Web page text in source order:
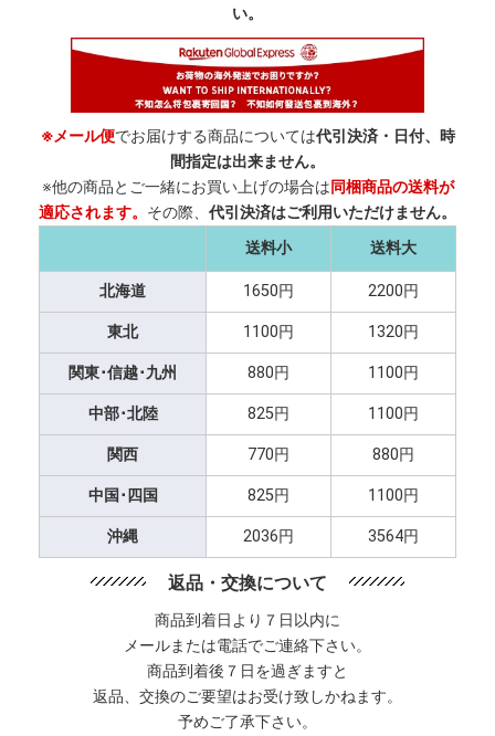
い。
※メール便でお届けする商品については代引決済・日付、時
間指定は出来ません。
※他の商品とご一緒にお買い上げの場合は同梱商品の送料が
適応されます。 その際、 代引決済はご利用いただけません。
送料小
送料大
北海道 1650円 2200円
東北 1100円 1320円
関東･信越･九州 880円 1100円
中部･北陸 825円 1100円
関西 770円 880円
中国･四国 825円 1100円
沖縄 2036円 3564円
返品・交換について
商品到着日より７日以内に
メールまたは電話でご連絡下さい。
商品到着後７日を過ぎますと
返品、交換のご要望はお受け致しかねます。
予めご了承下さい。